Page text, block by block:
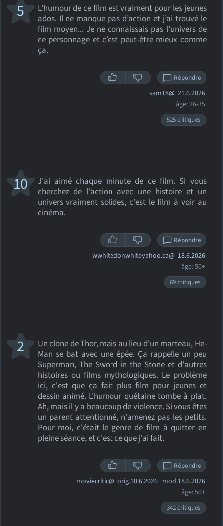
L’humour de ce film est vraiment pour les jeunes
ados. Il ne manque pas d’action et j’ai trouvé le
film moyen... Je ne connaissais pas l’univers de
ce personnage et c’est peut-être mieux comme
ça.
5
Répondre
sam18@ 21.6.2026
âge: 26-35
525 critiques
J'ai aimé chaque minute de ce film. Si vous
cherchez de l'action avec une histoire et un
univers vraiment solides, c'est le film à voir au
cinéma.
10
Répondre
wwhitedonwhiteyahoo.ca@ 18.6.2026
âge: 50+
69 critiques
Un clone de Thor, mais au lieu d'un marteau, He-
Man se bat avec une épée. Ça rappelle un peu
Superman, The Sword in the Stone et d'autres
histoires ou films mythologiques. Le problème
ici, c'est que ça fait plus film pour jeunes et
dessin animé. L'humour quétaine tombe à plat.
Ah, mais il y a beaucoup de violence. Si vous êtes
un parent attentionné, n'amenez pas les petits.
Pour moi, c'était le genre de film à quitter en
pleine séance, et c'est ce que j'ai fait.
2
Répondre
moviecritic@ orig.10.6.2026 mod.18.6.2026
âge: 50+
342 critiques